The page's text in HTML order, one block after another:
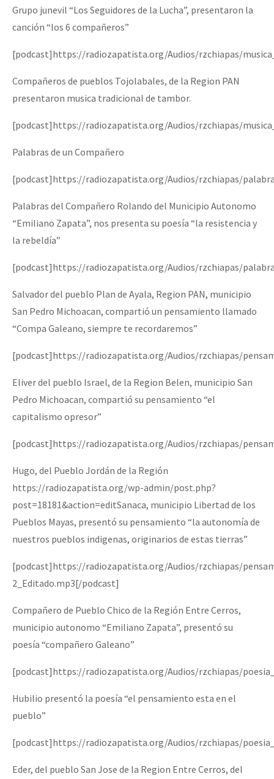
Grupo junevil “Los Seguidores de la Lucha”, presentaron la
canción “los 6 compañeros”
[podcast]https://radiozapatista.org/Audios/rzchiapas/
Compañeros de pueblos Tojolabales, de la Region PAN
presentaron musica tradicional de tambor.
[podcast]https://radiozapatista.org/Audios/rzchiapas/
Palabras de un Compañero
[podcast]https://radiozapatista.org/Audios/rzchiapas/
Palabras del Compañero Rolando del Municipio Autonomo
“Emiliano Zapata”, nos presenta su poesía “la resistencia y
la rebeldía”
[podcast]https://radiozapatista.org/Audios/rzchiapas/
Salvador del pueblo Plan de Ayala, Region PAN, municipio
San Pedro Michoacan, compartió un pensamiento llamado
“Compa Galeano, siempre te recordaremos”
[podcast]https://radiozapatista.org/Audios/rzchiapas/
Eliver del pueblo Israel, de la Region Belen, municipio San
Pedro Michoacan, compartió su pensamiento “el
capitalismo opresor”
[podcast]https://radiozapatista.org/Audios/rzchiapas/
Hugo, del Pueblo Jordán de la Región
https://radiozapatista.org/wp-admin/post.php?
post=18181&action=editSanaca, municipio Libertad de los
Pueblos Mayas, presentó su pensamiento “la autonomía de
nuestros pueblos indigenas, originarios de estas tierras”
[podcast]https://radiozapatista.org/Audios/rzchiapas/
2_Editado.mp3[/podcast]
Compañero de Pueblo Chico de la Región Entre Cerros,
municipio autonomo “Emiliano Zapata”, presentó su
poesía “compañero Galeano”
[podcast]https://radiozapatista.org/Audios/rzchiapas/
Hubilio presentó la poesía “el pensamiento esta en el
pueblo”
[podcast]https://radiozapatista.org/Audios/rzchiapas/
Eder, del pueblo San Jose de la Region Entre Cerros, del